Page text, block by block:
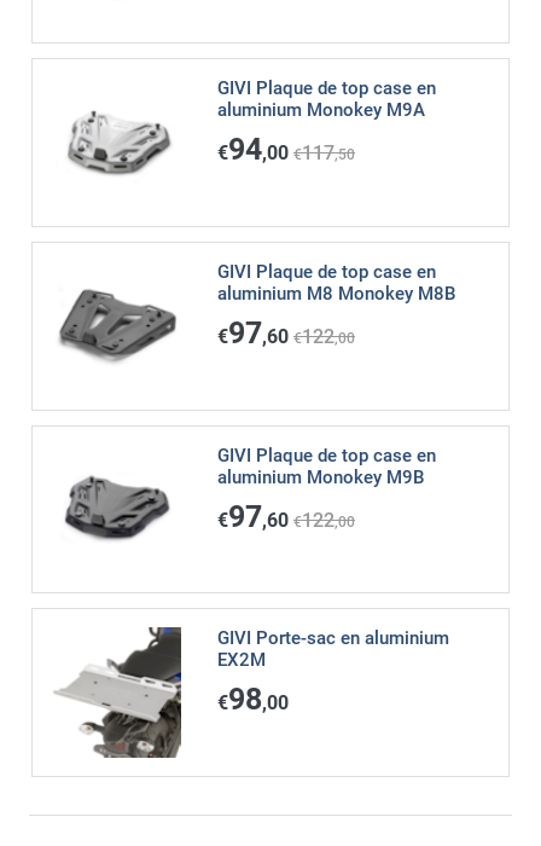
GIVI Plaque de top case en
aluminium Monokey M9A
€94,00 €117,50
GIVI Plaque de top case en
aluminium M8 Monokey M8B
€97,60 €122,00
GIVI Plaque de top case en
aluminium Monokey M9B
€97,60 €122,00
GIVI Porte-sac en aluminium
EX2M
€98,00